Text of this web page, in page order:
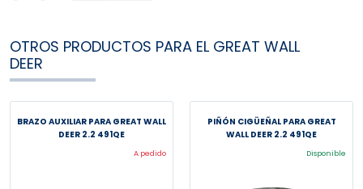
OTROS PRODUCTOS PARA EL GREAT WALL
DEER
BRAZO AUXILIAR PARA GREAT WALL
DEER 2.2 491QE
A pedido
PIÑÓN CIGÜEÑAL PARA GREAT
WALL DEER 2.2 491QE
Disponible